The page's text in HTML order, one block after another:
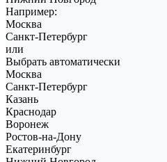
Например:
Москва
Санкт-Петербург
или
Выбрать автоматически
Москва
Санкт-Петербург
Казань
Краснодар
Воронеж
Ростов-на-Дону
Екатеринбург